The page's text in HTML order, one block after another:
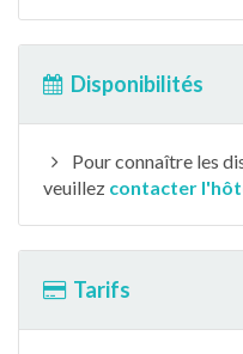
Disponibilités
Pour connaître les
veuillez contacter
Tarifs